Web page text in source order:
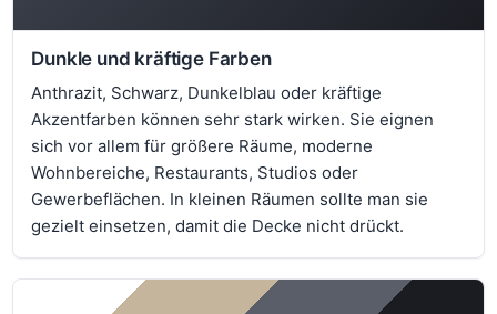
Dunkle und kräftige Farben
Anthrazit, Schwarz, Dunkelblau oder kräftige
Akzentfarben können sehr stark wirken. Sie eignen
sich vor allem für größere Räume, moderne
Wohnbereiche, Restaurants, Studios oder
Gewerbeflächen. In kleinen Räumen sollte man sie
gezielt einsetzen, damit die Decke nicht drückt.